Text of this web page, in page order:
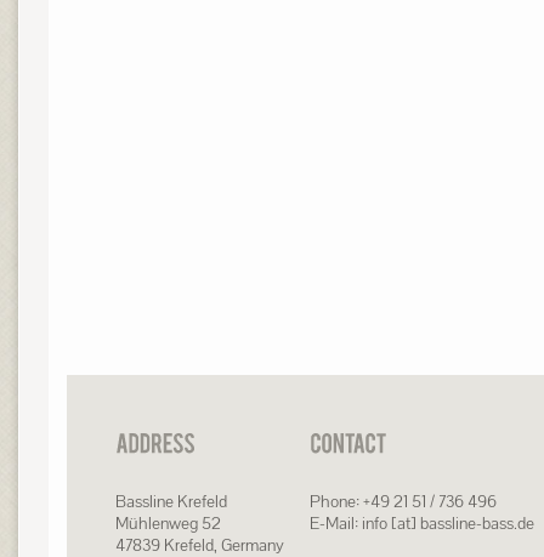
Bassline Krefeld
Mühlenweg 52
47839 Krefeld, Germany
Phone: +49 21 51 / 736 496
E-Mail: info [at] bassline-bass.de